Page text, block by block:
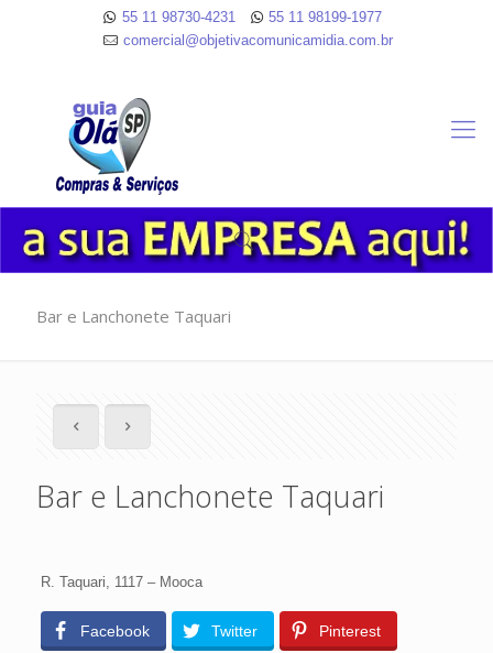
55 11 98730-4231
55 11 98199-1977
comercial@objetivacomunicamidia.com.br
Bar e Lanchonete Taquari
Bar e Lanchonete Taquari
R. Taquari, 1117 – Mooca
Facebook Twitter Pinterest